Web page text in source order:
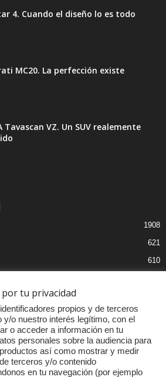
4. Cuando el diseño lo es todo
MC20. La perfección existe
Tavascan VZ. Un SUV realemente
1908
621
610
tu privacidad
propios y de terceros
o nuestro interés legítimo, con el
o acceder a información en tu
personales sobre la audiencia para
así como mostrar y medir
terceros y/o contenido
en tu navegación (por ejemplo